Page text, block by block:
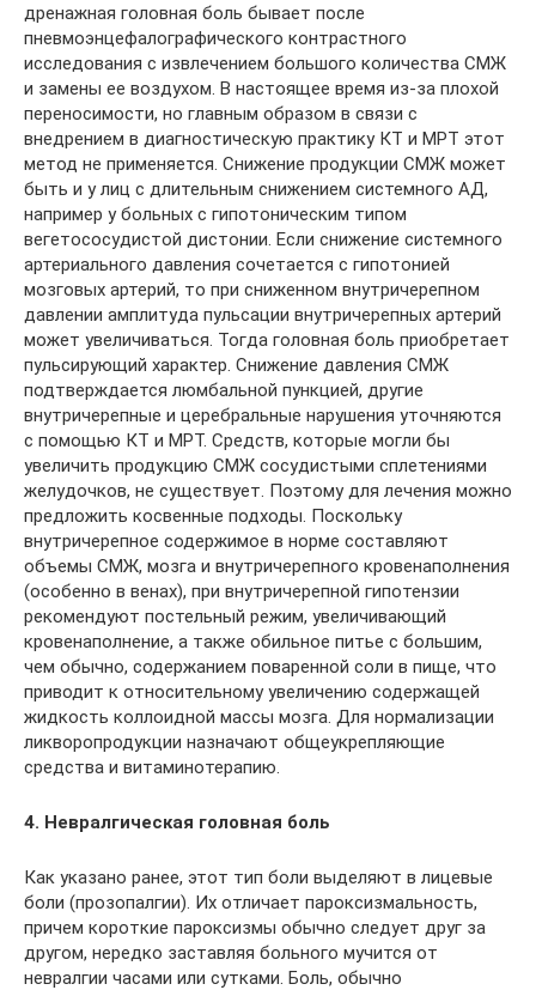
дренажная головная боль бывает после
пневмоэнцефалографического контрастного
исследования с извлечением большого количества СМЖ
и замены ее воздухом. В настоящее время из-за плохой
переносимости, но главным образом в связи с
внедрением в диагностическую практику КТ и МРТ этот
метод не применяется. Снижение продукции СМЖ может
быть и у лиц с длительным снижением системного АД,
например у больных с гипотоническим типом
вегетососудистой дистонии. Если снижение системного
артериального давления сочетается с гипотонией
мозговых артерий, то при сниженном внутричерепном
давлении амплитуда пульсации внутричерепных артерий
может увеличиваться. Тогда головная боль приобретает
пульсирующий характер. Снижение давления СМЖ
подтверждается люмбальной пункцией, другие
внутричерепные и церебральные нарушения уточняются
с помощью КТ и МРТ. Средств, которые могли бы
увеличить продукцию СМЖ сосудистыми сплетениями
желудочков, не существует. Поэтому для лечения можно
предложить косвенные подходы. Поскольку
внутричерепное содержимое в норме составляют
объемы СМЖ, мозга и внутричерепного кровенаполнения
(особенно в венах), при внутричерепной гипотензии
рекомендуют постельный режим, увеличивающий
кровенаполнение, а также обильное питье с большим,
чем обычно, содержанием поваренной соли в пище, что
приводит к относительному увеличению содержащей
жидкость коллоидной массы мозга. Для нормализации
ликворопродукции назначают общеукрепляющие
средства и витаминотерапию.
4. Невралгическая головная боль
Как указано ранее, этот тип боли выделяют в лицевые
боли (прозопалгии). Их отличает пароксизмальность,
причем короткие пароксизмы обычно следует друг за
другом, нередко заставляя больного мучится от
невралгии часами или сутками. Боль, обычно